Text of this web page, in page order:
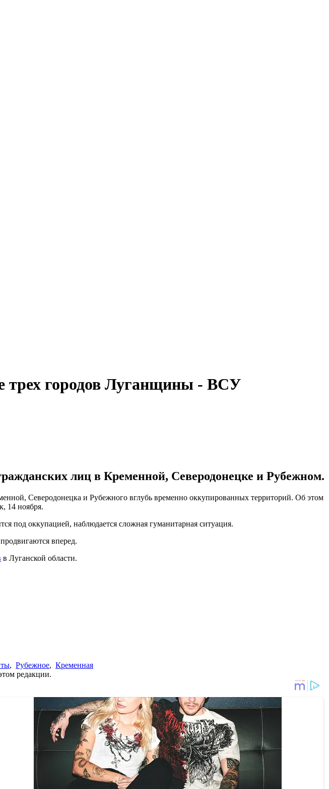
трех городов Луганщины - ВСУ
лиц в Кременной, Северодонецке и Рубежном.
Северодонецка и Рубежного вглубь временно оккупированных территорий. Об этом
14 ноября.
под оккупацией, наблюдается сложная гуманитарная ситуация.
вперед.
в Луганской области.
, Рубежное, Кременная
редакции.